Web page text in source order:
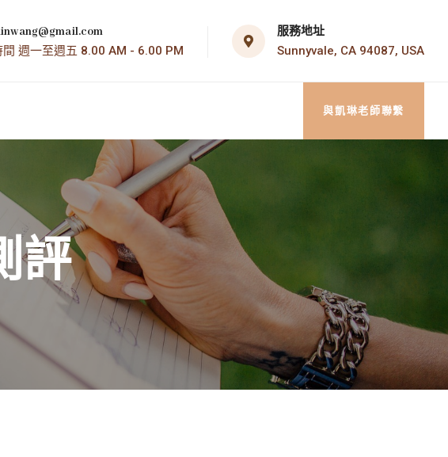
間 週一至週五 8.00 AM - 6.00 PM
服務地址
Sunnyvale, CA 94087, USA
與凱琳老師聯繫
評